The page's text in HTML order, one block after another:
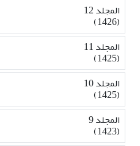
المجلد 12
(1426)
المجلد 11
(1425)
المجلد 10
(1425)
المجلد 9
(1423)